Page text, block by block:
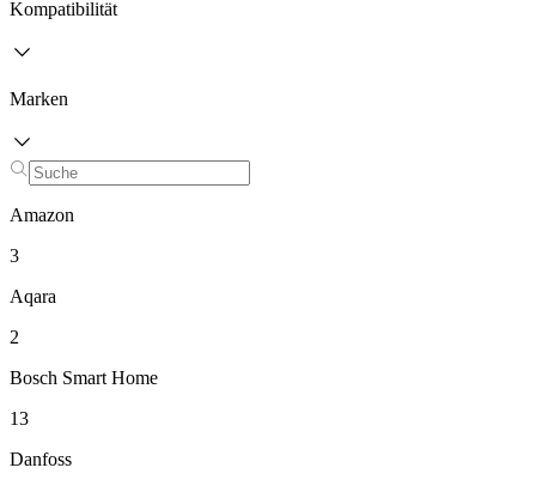
Kompatibilität
Marken
Amazon
3
Aqara
2
Bosch Smart Home
13
Danfoss